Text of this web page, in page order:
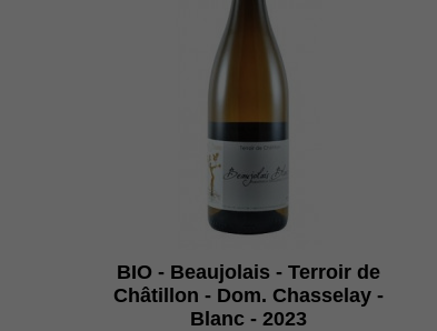
BIO - Beaujolais - Terroir de
Châtillon - Dom. Chasselay -
Blanc - 2023